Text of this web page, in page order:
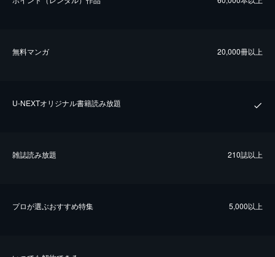
無料マンガ 20,000冊以上
U-NEXTオリジナル書籍読み放題
雑誌読み放題 210誌以上
プロが選ぶおすすめ特集 5,000以上